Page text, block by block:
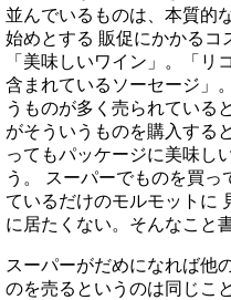
並んでいるものは、本質的
始めとする 販促にかかるコ
「美味しいワイン」。「
含まれているソーセージ」
うものが多く売られている
がそういうものを購入する
ってもパッケージに美味し
う。 スーパーでものを買
ているだけのモルモットに
に居たくない。そんなこと
スーパーがだめになれば他
のを売るというのは同じこ